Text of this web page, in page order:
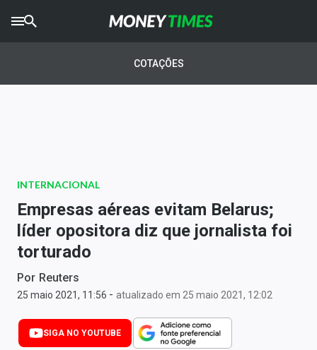
AGROTIMES
Newsletters
Money Trader
Anuncie
Últimas Notícias
Newsletters
COTAÇÕES
INTERNACIONAL
Empresas aéreas evitam Belarus;
líder opositora diz que jornalista foi
torturado
Por Reuters
25 maio 2021, 11:56 - atualizado em 25 maio 2021, 12:02
SIGA NO YOUTUBE